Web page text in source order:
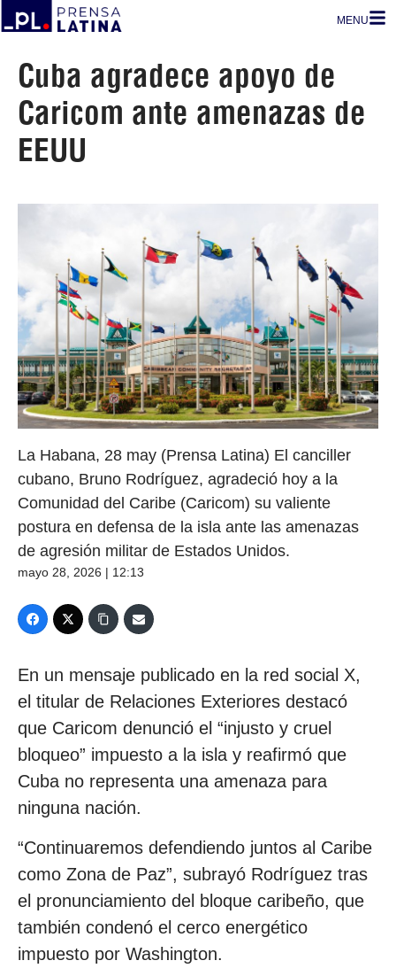
MENU
Cuba agradece apoyo de
Caricom ante amenazas de
EEUU
La Habana, 28 may (Prensa Latina) El canciller
cubano, Bruno Rodríguez, agradeció hoy a la
Comunidad del Caribe (Caricom) su valiente
postura en defensa de la isla ante las amenazas
de agresión militar de Estados Unidos.
mayo 28, 2026 | 12:13
En un mensaje publicado en la red social X,
el titular de Relaciones Exteriores destacó
que Caricom denunció el “injusto y cruel
bloqueo” impuesto a la isla y reafirmó que
Cuba no representa una amenaza para
ninguna nación.
“Continuaremos defendiendo juntos al Caribe
como Zona de Paz”, subrayó Rodríguez tras
el pronunciamiento del bloque caribeño, que
también condenó el cerco energético
impuesto por Washington.